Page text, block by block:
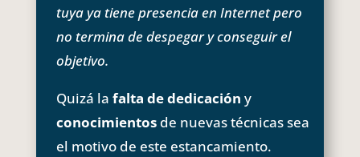
tuya ya tiene presencia en Internet pero
no termina de despegar y conseguir el
objetivo.
Quizá la falta de dedicación y
conocimientosde nuevas técnicas sea
el motivo de este estancamiento.